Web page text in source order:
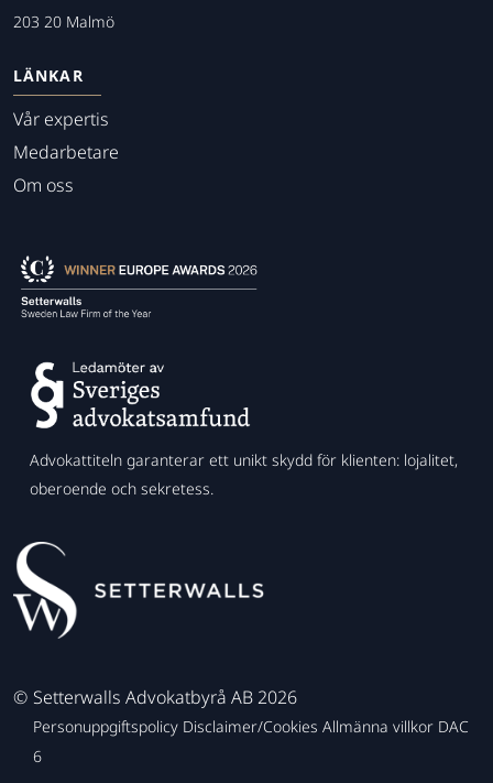
203 20 Malmö
LÄNKAR
Vår expertis
Medarbetare
Om oss
Advokattiteln garanterar ett unikt skydd för klienten: lojalitet,
oberoende och sekretess.
© Setterwalls Advokatbyrå AB 2026
Personuppgiftspolicy Disclaimer/Cookies Allmänna villkor DAC
6